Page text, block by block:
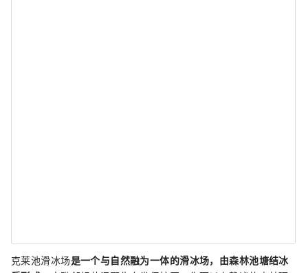
克莱池滑冰场是一个与自然融为一体的滑冰场，由森林池塘结冰